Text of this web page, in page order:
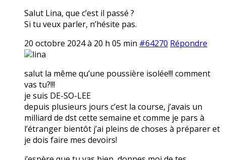
Salut Lina, que c’est il passé ?
Si tu veux parler, n’hésite pas.
20 octobre 2024 à 20 h 05 min #64270 Répondre
lina
salut la même qu’une poussière isolée!!! comment
vas tu?!!!
je suis DE-SO-LEE
depuis plusieurs jours c’est la course, j’avais un
milliard de dst cette semaine et comme je pars à
l’étranger bientôt j’ai pleins de choses à préparer et
je dois faire mes devoirs!